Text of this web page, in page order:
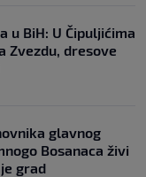
u BiH: U Čipuljićima
Zvezdu, dresove
glavnog
Bosanaca živi
grad